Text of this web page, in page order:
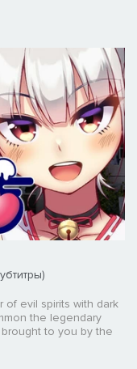
of evil spirits with dark
the legendary
brought to you by the